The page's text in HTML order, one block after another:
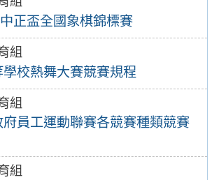
正盃全國象棋錦標賽
組
校熱舞大賽競賽規程
組
員工運動聯賽各競賽種類競賽
組